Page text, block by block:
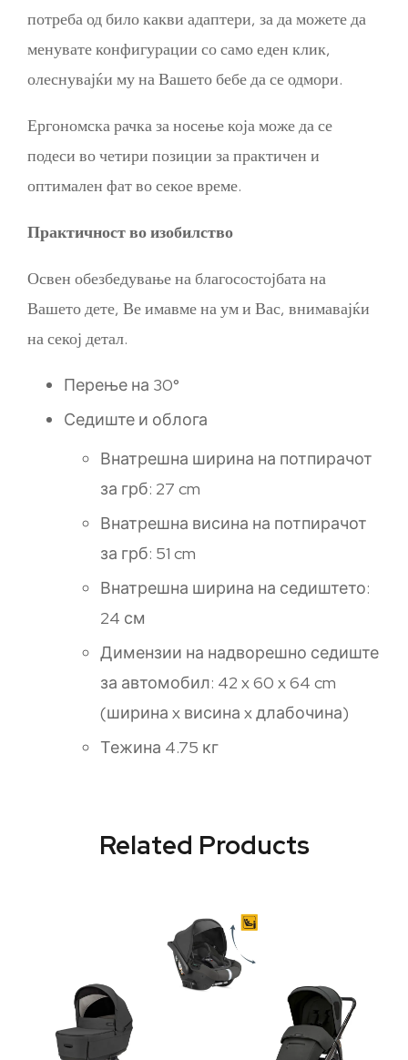
потреба од било какви адаптери, за да можете да
менувате конфигурации со само еден клик,
олеснувајќи му на Вашето бебе да се одмори.
Ергономска рачка за носење која може да се
подеси во четири позиции за практичен и
оптимален фат во секое време.
Практичност во изобилство
Освен обезбедување на благосостојбата на
Вашето дете, Ве имавме на ум и Вас, внимавајќи
на секој детал.
Перење на 30°
Седиште и облога
Внатрешна ширина на потпирачот
за грб: 27 cm
Внатрешна висина на потпирачот
за грб: 51 ​​cm
Внатрешна ширина на седиштето:
24 см
Димензии на надворешно седиште
за автомобил: 42 x 60 x 64 cm
(ширина x висина x длабочина)
Тежина 4.75 кг
Related Products